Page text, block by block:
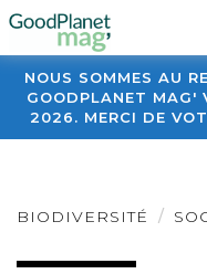
NOUS SOMMES AU
GOODPLANET MAG'
2026. MERCI DE
BIODIVERSITÉ